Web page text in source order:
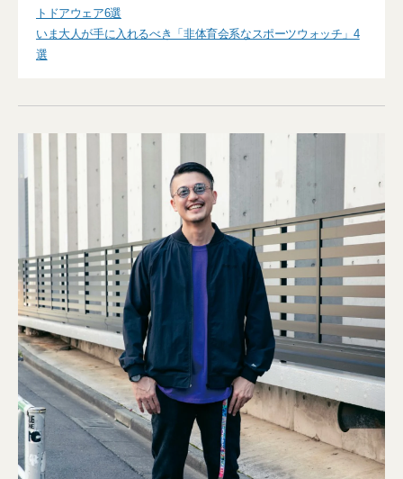
トドアウェア6選
いま大人が手に入れるべき「非体育会系なスポーツウォッチ」4
選